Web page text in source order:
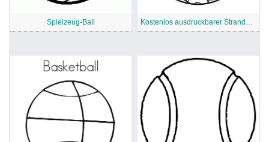
Spielzeug-Ball Kostenlos ausdruckbarer Strandball